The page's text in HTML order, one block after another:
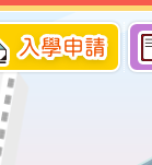
入學申請